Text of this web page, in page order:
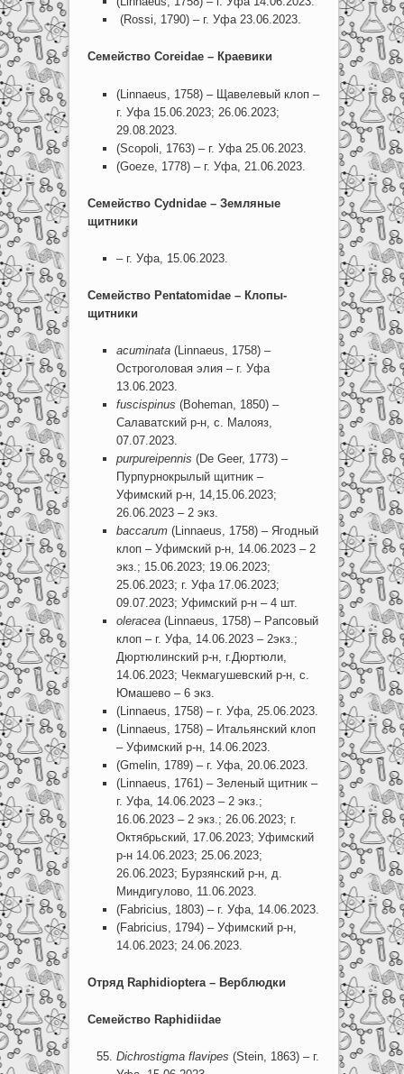
(Rossi, 1790) – г. Уфа 23.06.2023.
СемействоCoreidae– Краевики
(Linnaeus, 1758) – Щавелевый клоп –
г. Уфа 15.06.2023; 26.06.2023;
29.08.2023.
(Scopoli, 1763) – г. Уфа 25.06.2023.
(Goeze, 1778) – г. Уфа, 21.06.2023.
СемействоCydnidae – Земляные
щитники
– г. Уфа, 15.06.2023.
Семейство Pentatomidae– Клопы-
щитники
acuminata (Linnaeus, 1758) –
Остроголовая элия – г. Уфа
13.06.2023.
fuscispinus (Boheman, 1850)–
Салаватский р-н, с. Малояз,
07.07.2023.
purpureipennis (De Geer, 1773) –
Пурпурнокрылый щитник –
Уфимский р-н, 14,15.06.2023;
26.06.2023 – 2 экз.
baccarum (Linnaeus, 1758) – Ягодный
клоп – Уфимский р-н, 14.06.2023 – 2
экз.; 15.06.2023; 19.06.2023;
25.06.2023; г. Уфа 17.06.2023;
09.07.2023; Уфимский р-н – 4 шт.
oleracea (Linnaeus, 1758) – Рапсовый
клоп – г. Уфа, 14.06.2023 – 2экз.;
Дюртюлинский р-н, г.Дюртюли,
14.06.2023; Чекмагушевский р-н, с.
Юмашево – 6 экз.
(Linnaeus, 1758) – г. Уфа, 25.06.2023.
(Linnaeus, 1758) – Итальянский клоп
– Уфимский р-н, 14.06.2023.
(Gmelin, 1789) – г. Уфа, 20.06.2023.
(Linnaeus, 1761) – Зеленый щитник –
г. Уфа, 14.06.2023 – 2 экз.;
16.06.2023 – 2 экз.; 26.06.2023; г.
Октябрьский, 17.06.2023; Уфимский
р-н 14.06.2023; 25.06.2023;
26.06.2023; Бурзянский р-н, д.
Миндигулово, 11.06.2023.
(Fabricius, 1803) – г. Уфа, 14.06.2023.
(Fabricius, 1794) – Уфимский р-н,
14.06.2023; 24.06.2023.
ОтрядRaphidioptera – Верблюдки
СемействоRaphidiidae
Dichrostigma flavipes(Stein, 1863) – г.